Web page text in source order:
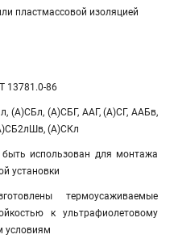
пластмассовой изоляцией
13781.0-86
(А)СБл, (А)СБГ, ААГ, (А)СГ, ААБв,
(А)СКл
использован для монтажа
установки
термоусаживаемые
к ультрафиолетовому
условиям